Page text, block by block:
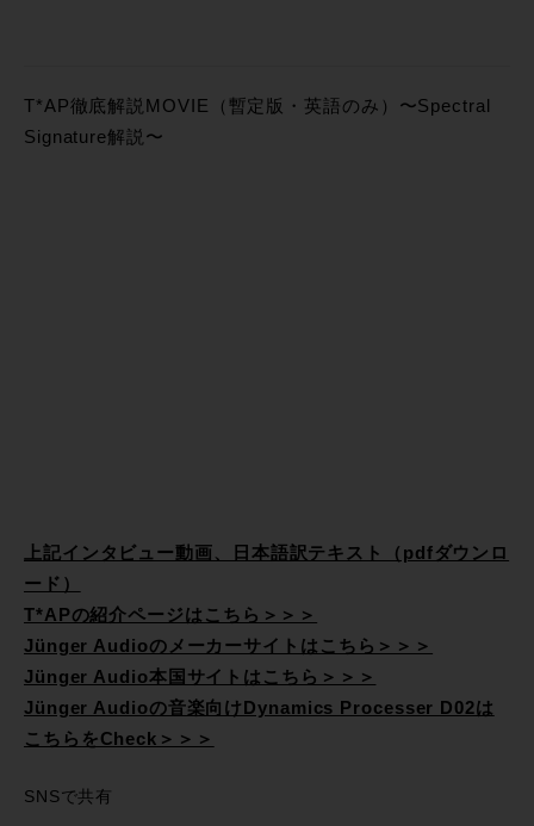
T*AP徹底解説MOVIE（暫定版・英語のみ）〜Spectral
Signature解説〜
上記インタビュー動画、日本語訳テキスト（pdfダウンロ
ード）
T*APの紹介ページはこちら＞＞＞
Jünger Audioのメーカーサイトはこちら＞＞＞
Jünger Audio本国サイトはこちら＞＞＞
Jünger Audioの音楽向けDynamics Processer D02は
こちらをCheck＞＞＞
SNSで共有